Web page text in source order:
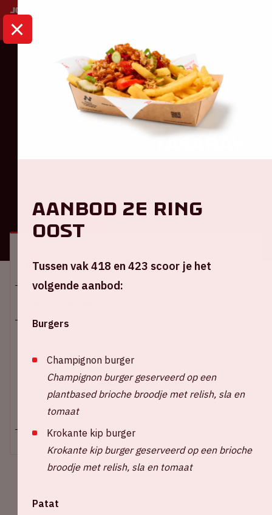
KALENDER AJAX - GALATASARAY
Champions League
ALGEMEEN BEZOEKERSINFORMATIE
Locatie en tijd
Stadion open: 19.30 uur
Start wedstrijd: 21.00 uur
Einde wedstrijd: 22.45 uur
+ Voeg toe aan agenda
Aanbod 2e ring
Oost
Tussen vak 418 en 423 scoor je het
volgende aanbod:
Burgers
Champignon burger
Champignon burger geserveerd op een
plantbased brioche broodje met relish, sla en
tomaat
Krokante kip burger
Krokante kip burger geserveerd op een brioche
broodje met relish, sla en tomaat
Patat